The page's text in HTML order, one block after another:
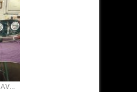
RESTAURATION FACE AVANT SM MODÈLE AMÉRICAINS.